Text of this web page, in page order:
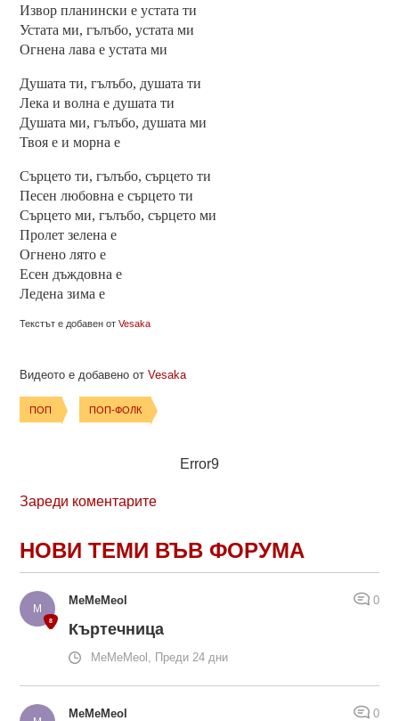
Извор планински е устата ти
Устата ми, гълъбо, устата ми
Огнена лава е устата ми
Душата ти, гълъбо, душата ти
Лека и волна е душата ти
Душата ми, гълъбо, душата ми
Твоя е и морна е
Сърцето ти, гълъбо, сърцето ти
Песен любовна е сърцето ти
Сърцето ми, гълъбо, сърцето ми
Пролет зелена е
Огнено лято е
Есен дъждовна е
Ледена зима е
Текстът е добавен отVesaka
Видеото е добавено отVesaka
ПОП ПОП-ФОЛК
Error9
Зареди коментарите
НОВИ ТЕМИ ВЪВ ФОРУМА
MeMeMeol 0
Къртечница
MeMeMeol, Преди 24 дни
MeMeMeol 0